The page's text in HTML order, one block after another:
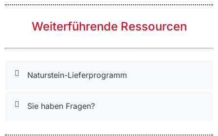
Weiterführende Ressourcen
Naturstein-Lieferprogramm
Sie haben Fragen?